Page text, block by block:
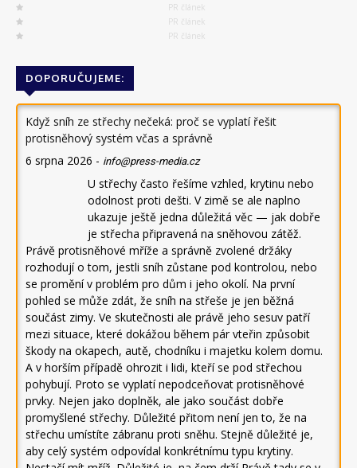
PR článek
PR článek
PR článek
DOPORUČUJEME:
Když sníh ze střechy nečeká: proč se vyplatí řešit
protisněhový systém včas a správně
6 srpna 2026 - info@press-media.cz
U střechy často řešíme vzhled, krytinu nebo
odolnost proti dešti. V zimě se ale naplno
ukazuje ještě jedna důležitá věc — jak dobře
je střecha připravená na sněhovou zátěž.
Právě protisněhové mříže a správně zvolené držáky
rozhodují o tom, jestli sníh zůstane pod kontrolou, nebo
se promění v problém pro dům i jeho okolí. Na první
pohled se může zdát, že sníh na střeše je jen běžná
součást zimy. Ve skutečnosti ale právě jeho sesuv patří
mezi situace, které dokážou během pár vteřin způsobit
škody na okapech, autě, chodníku i majetku kolem domu.
A v horším případě ohrozit i lidi, kteří se pod střechou
pohybují. Proto se vyplatí nepodceňovat protisněhové
prvky. Nejen jako doplněk, ale jako součást dobře
promyšlené střechy. Důležité přitom není jen to, že na
střechu umístíte zábranu proti sněhu. Stejně důležité je,
aby celý systém odpovídal konkrétnímu typu krytiny.